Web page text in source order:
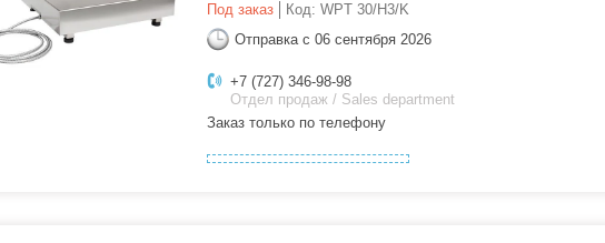
Под заказ Код: WPT 30/H3/K
Отправка с 06 сентября 2026
+7 (727) 346-98-98
Отдел продаж / Sales department
Заказ только по телефону